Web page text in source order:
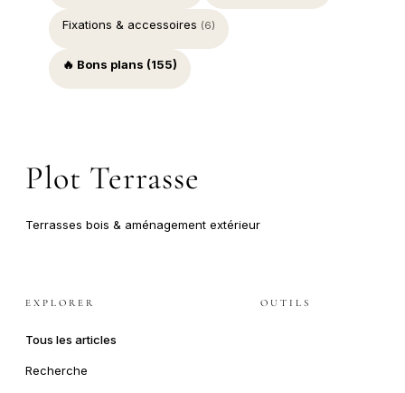
Fixations & accessoires (6)
🔥 Bons plans (155)
Plot Terrasse
Terrasses bois & aménagement extérieur
EXPLORER
Tous les articles
Recherche
OUTILS